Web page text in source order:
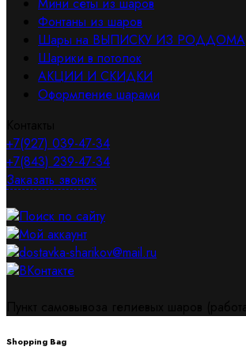
Мини сеты из шаров
Фонтаны из шаров
Шары на ВЫПИСКУ ИЗ РОДДОМА
Шарики в потолок
АКЦИИ И СКИДКИ
Оформление шарами
+7(927) 039-47-34
+7(843) 239-47-34
Заказать звонок
Поиск по сайту
Мой аккаунт
dostavka-sharikov@mail.ru
ВКонтакте
Shopping Bag